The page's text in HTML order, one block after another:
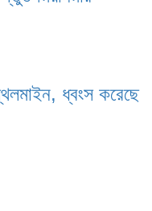
ধ্বংস করেছে